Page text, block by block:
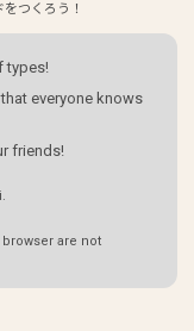
つくろう！
types!
everyone knows
friends!
are not